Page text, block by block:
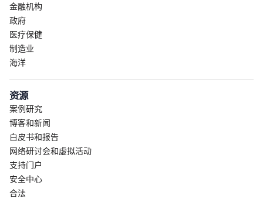
金融机构
政府
医疗保健
制造业
海洋
资源
案例研究
博客和新闻
白皮书和报告
网络研讨会和虚拟活动
支持门户
安全中心
合法